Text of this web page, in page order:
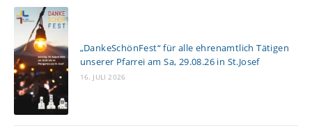
„DankeSchönFest“ für alle ehrenamtlich Tätigen
unserer Pfarrei am Sa, 29.08.26 in St.Josef
16. JULI 2026